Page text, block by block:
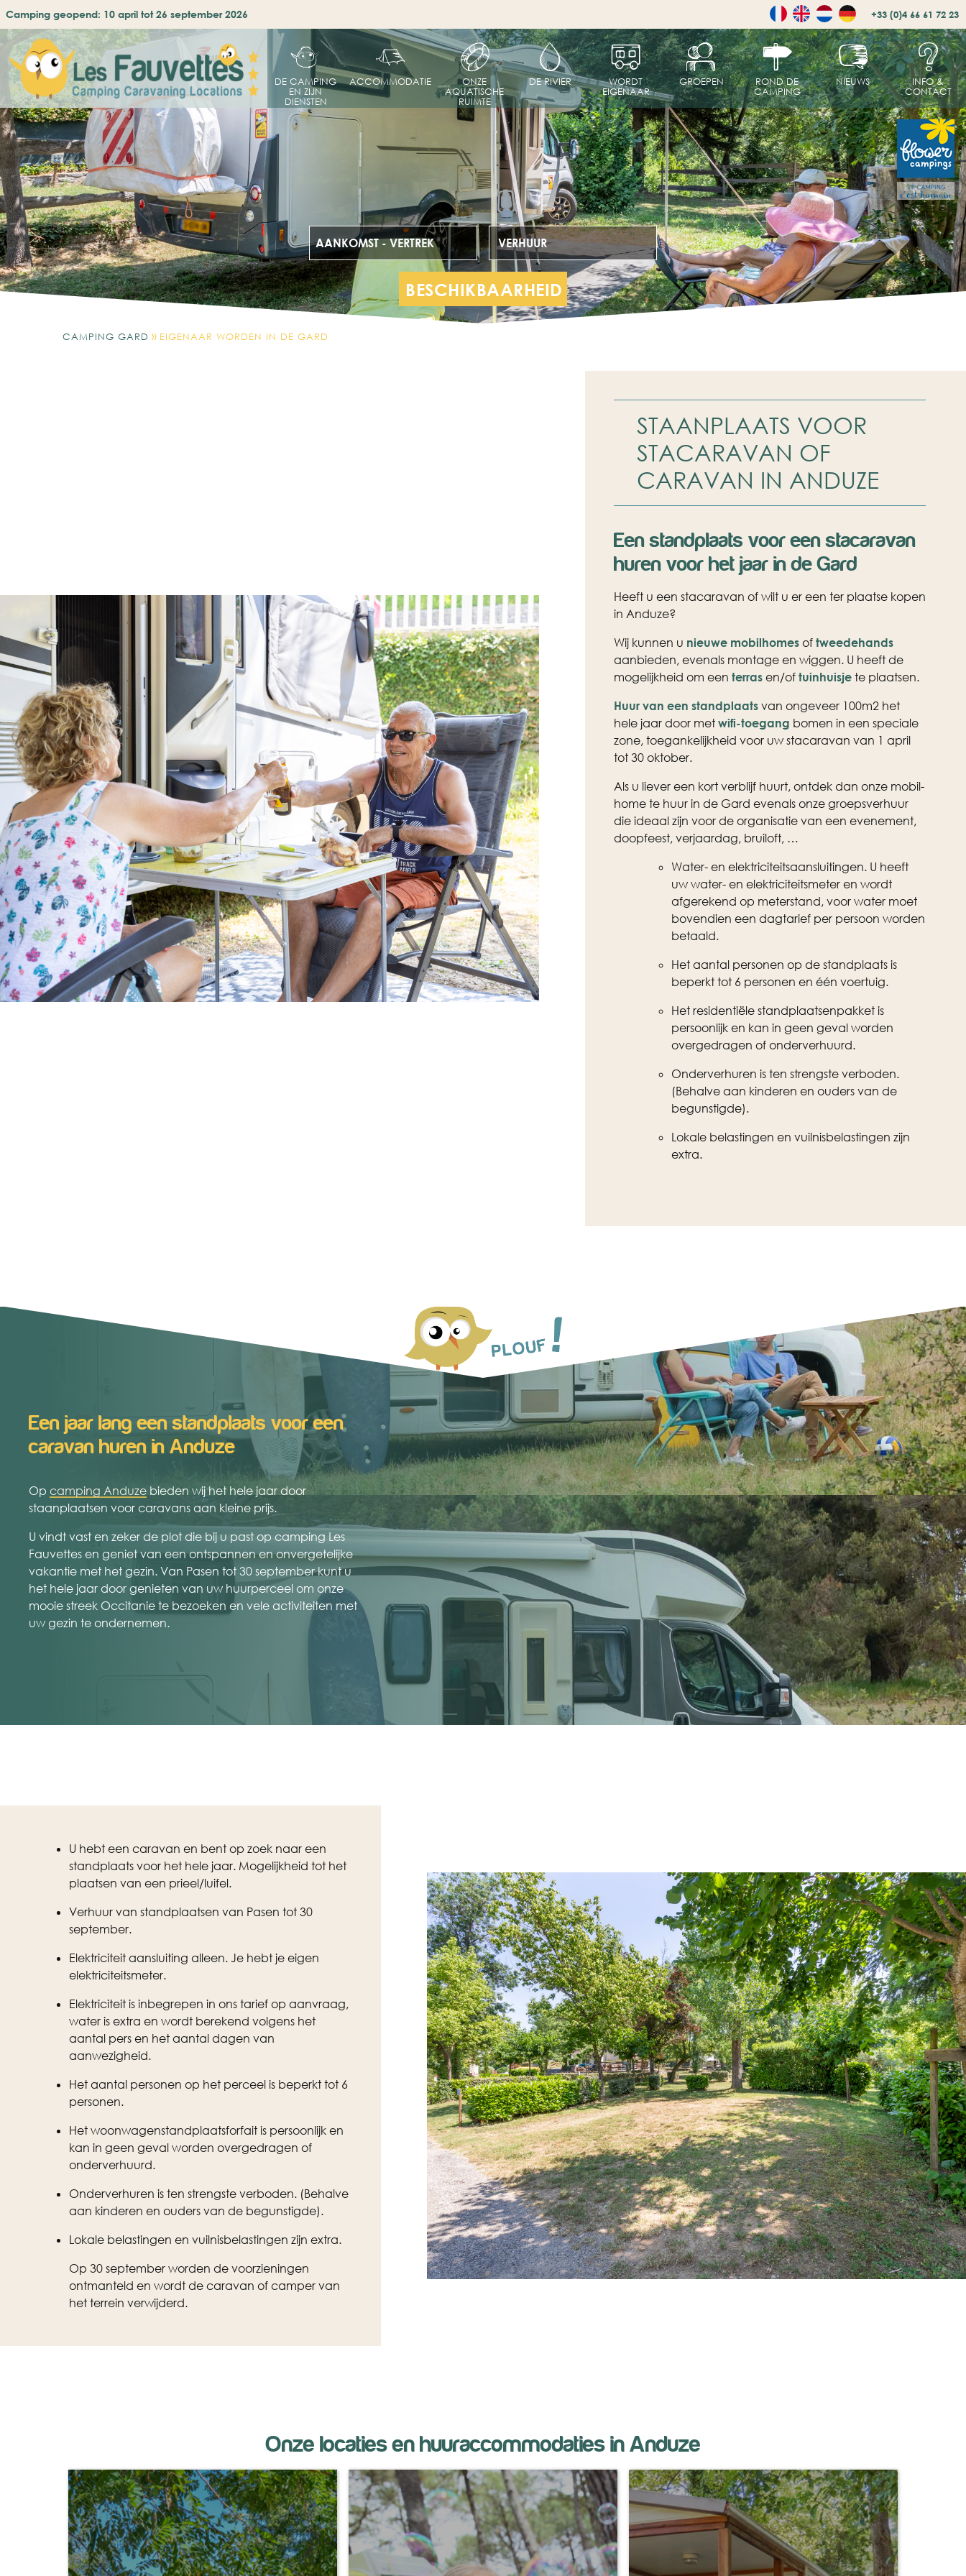
Camping geopend: 10 april tot 26 september 2026 +33 (0)4 66 61 72 23
DE CAMPING
EN ZIJN
DIENSTEN
ACCOMMODATIE
ONZE
AQUATISCHE
RUIMTE
DE RIVIER
WORDT
EIGENAAR
GROEPEN
ROND DE
CAMPING
NIEUWS
INFO &
CONTACT
AANKOMST - VERTREK
CAMPING GARD » EIGENAAR WORDEN IN DE GARD
STAANPLAATS VOOR
STACARAVAN OF
CARAVAN IN ANDUZE
Een standplaats voor een stacaravan
huren voor het jaar in de Gard
Heeft u een stacaravan of wilt u er een ter plaatse kopen
in Anduze?
Wij kunnen u nieuwe mobilhomesof tweedehands
aanbieden, evenals montage en wiggen. U heeft de
mogelijkheid om een terrasen/of tuinhuisjete plaatsen.
Huur van een standplaatsvan ongeveer 100m2 het
hele jaar door met wifi-toegang bomen in een speciale
zone, toegankelijkheid voor uw stacaravan van 1 april
tot 30 oktober.
Als u liever een kort verblijf huurt, ontdek dan onze mobil-
home te huur in de Gard evenals onze groepsverhuur
die ideaal zijn voor de organisatie van een evenement,
doopfeest, verjaardag, bruiloft, …
Water- en elektriciteitsaansluitingen. U heeft
uw water- en elektriciteitsmeter en wordt
afgerekend op meterstand, voor water moet
bovendien een dagtarief per persoon worden
betaald.
Het aantal personen op de standplaats is
beperkt tot 6 personen en één voertuig.
Het residentiële standplaatsenpakket is
persoonlijk en kan in geen geval worden
overgedragen of onderverhuurd.
Onderverhuren is ten strengste verboden.
(Behalve aan kinderen en ouders van de
begunstigde).
Lokale belastingen en vuilnisbelastingen zijn
extra.
Een jaar lang een standplaats voor een
caravan huren in Anduze
Op camping Anduze bieden wij het hele jaar door
staanplaatsen voor caravans aan kleine prijs.
U vindt vast en zeker de plot die bij u past op camping Les
Fauvettes en geniet van een ontspannen en onvergetelijke
vakantie met het gezin. Van Pasen tot 30 september kunt u
het hele jaar door genieten van uw huurperceel om onze
mooie streek Occitanie te bezoeken en vele activiteiten met
uw gezin te ondernemen.
U hebt een caravan en bent op zoek naar een
standplaats voor het hele jaar. Mogelijkheid tot het
plaatsen van een prieel/luifel.
Verhuur van standplaatsen van Pasen tot 30
september.
Elektriciteit aansluiting alleen. Je hebt je eigen
elektriciteitsmeter.
Elektriciteit is inbegrepen in ons tarief op aanvraag,
water is extra en wordt berekend volgens het
aantal pers en het aantal dagen van
aanwezigheid.
Het aantal personen op het perceel is beperkt tot 6
personen.
Het woonwagenstandplaatsforfait is persoonlijk en
kan in geen geval worden overgedragen of
onderverhuurd.
Onderverhuren is ten strengste verboden. (Behalve
aan kinderen en ouders van de begunstigde).
Lokale belastingen en vuilnisbelastingen zijn extra.
Op 30 september worden de voorzieningen
ontmanteld en wordt de caravan of camper van
het terrein verwijderd.
Onze locaties en huuraccommodaties in Anduze